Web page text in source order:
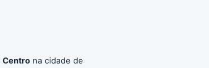
Centro na cidade de